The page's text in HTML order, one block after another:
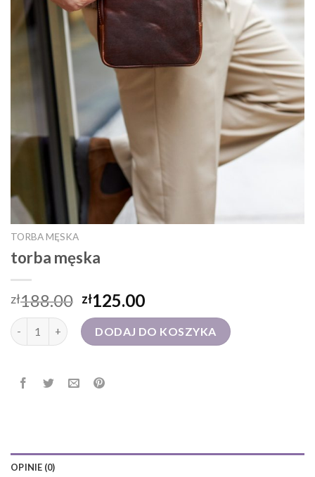
TORBA MĘSKA
torba męska
zł188.00 zł125.00
ilość torba męska DODAJ DO KOSZYKA
OPINIE (0)